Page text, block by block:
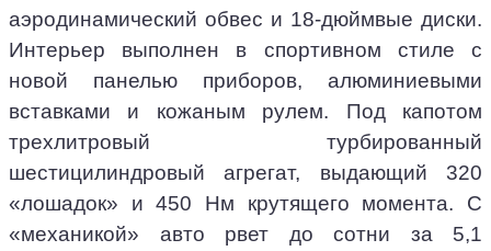
аэродинамический обвес и 18-дюймвые диски.
Интерьер выполнен в спортивном стиле с
новой панелью приборов, алюминиевыми
вставками и кожаным рулем. Под капотом
трехлитровый турбированный
шестицилиндровый агрегат, выдающий 320
«лошадок» и 450 Нм крутящего момента. С
«механикой» авто рвет до сотни за 5,1